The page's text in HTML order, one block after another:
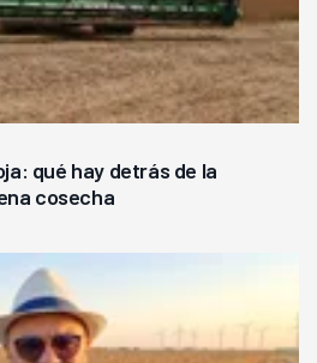
qué hay detrás de la
cosecha